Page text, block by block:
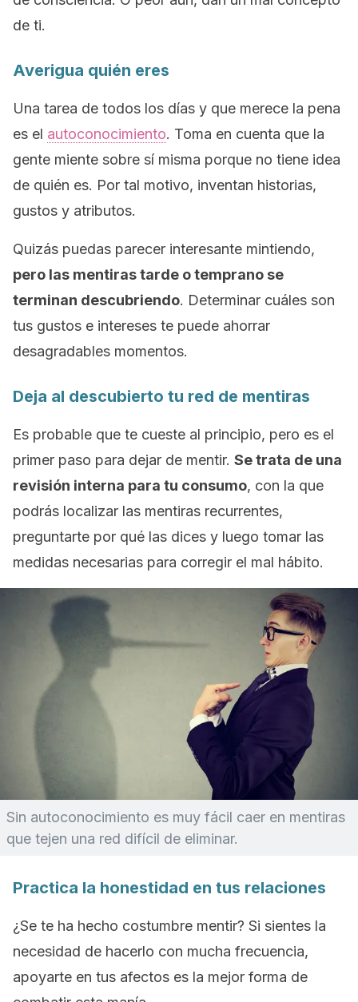
de ti.
Averigua quién eres
Una tarea de todos los días y que merece la pena
es el autoconocimiento. Toma en cuenta que la
gente miente sobre sí misma porque no tiene idea
de quién es. Por tal motivo, inventan historias,
gustos y atributos.
Quizás puedas parecer interesante mintiendo,
pero las mentiras tarde o temprano se
terminan descubriendo. Determinar cuáles son
tus gustos e intereses te puede ahorrar
desagradables momentos.
Deja al descubierto tu red de mentiras
Es probable que te cueste al principio, pero es el
primer paso para dejar de mentir. Se trata de una
revisión interna para tu consumo, con la que
podrás localizar las mentiras recurrentes,
preguntarte por qué las dices y luego tomar las
medidas necesarias para corregir el mal hábito.
Sin autoconocimiento es muy fácil caer en mentiras
que tejen una red difícil de eliminar.
Practica la honestidad en tus relaciones
¿Se te ha hecho costumbre mentir? Si sientes la
necesidad de hacerlo con mucha frecuencia,
apoyarte en tus afectos es la mejor forma de